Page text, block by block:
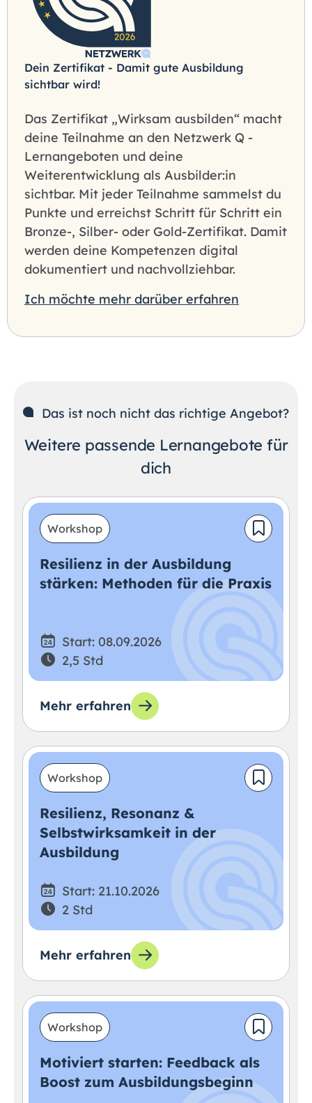
Dein Zertifikat - Damit gute Ausbildung
sichtbar wird!
Das Zertifikat „Wirksam ausbilden“ macht
deine Teilnahme an den Netzwerk Q -
Lernangeboten und deine
Weiterentwicklung als Ausbilder:in
sichtbar. Mit jeder Teilnahme sammelst du
Punkte und erreichst Schritt für Schritt ein
Bronze-, Silber- oder Gold-Zertifikat. Damit
werden deine Kompetenzen digital
dokumentiert und nachvollziehbar.
Ich möchte mehr darüber erfahren
Das ist noch nicht das richtige Angebot?
Weitere passende Lernangebote für
dich
Workshop
Resilienz in der Ausbildung
stärken: Methoden für die Praxis
Start: 08.09.2026
2,5 Std
Mehr erfahren
Workshop
Resilienz, Resonanz &
Selbstwirksamkeit in der
Ausbildung
Start: 21.10.2026
2 Std
Mehr erfahren
Workshop
Motiviert starten: Feedback als
Boost zum Ausbildungsbeginn